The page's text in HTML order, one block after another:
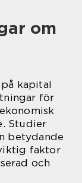
om
kapital
för
Studier
betydande
faktor
och